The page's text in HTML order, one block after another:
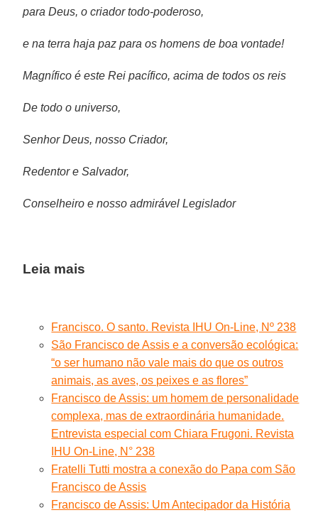
para Deus, o criador todo-poderoso,
e na terra haja paz para os homens de boa vontade!
Magnífico é este Rei pacífico, acima de todos os reis
De todo o universo,
Senhor Deus, nosso Criador,
Redentor e Salvador,
Conselheiro e nosso admirável Legislador
Leia mais
Francisco. O santo. Revista IHU On-Line, Nº 238
São Francisco de Assis e a conversão ecológica:
“o ser humano não vale mais do que os outros
animais, as aves, os peixes e as flores”
Francisco de Assis: um homem de personalidade
complexa, mas de extraordinária humanidade.
Entrevista especial com Chiara Frugoni. Revista
IHU On-Line, N° 238
Fratelli Tutti mostra a conexão do Papa com São
Francisco de Assis
Francisco de Assis: Um Antecipador da História